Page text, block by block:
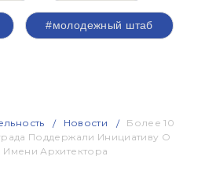
#молодежный штаб
Новости
Более 10
Поддержали Инициативу О
Архитектора